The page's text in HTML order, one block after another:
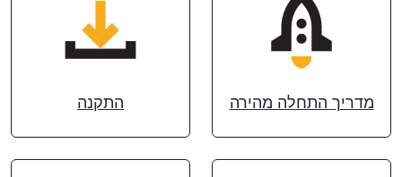
מדריך התחלה מהירה התקנה